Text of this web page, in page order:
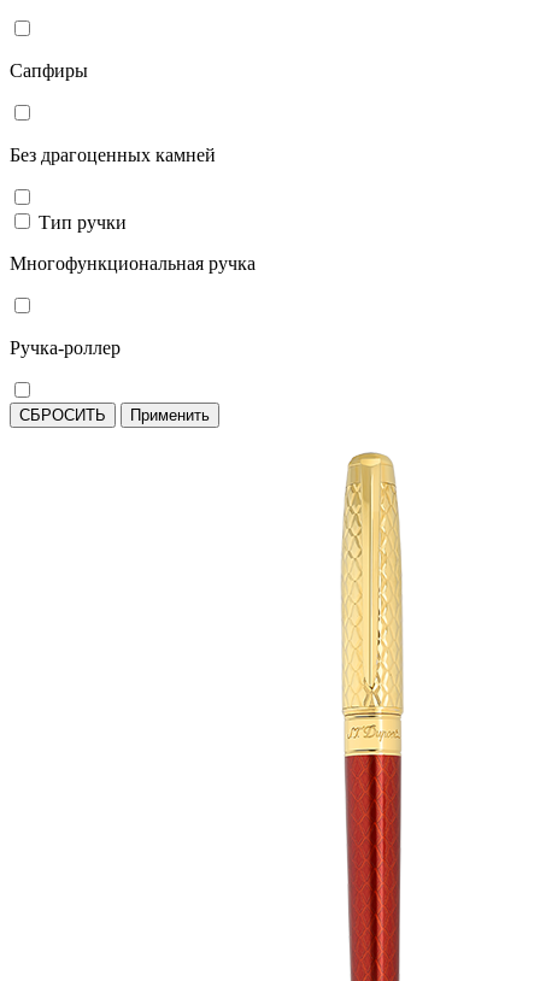
Сапфиры
Без драгоценных камней
Тип ручки
Многофункциональная ручка
Ручка-роллер
СБРОСИТЬ Применить